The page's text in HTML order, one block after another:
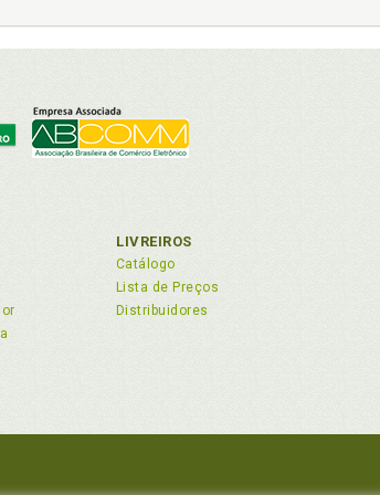
LIVREIROS
Catálogo
Lista de Preços
Distribuidores